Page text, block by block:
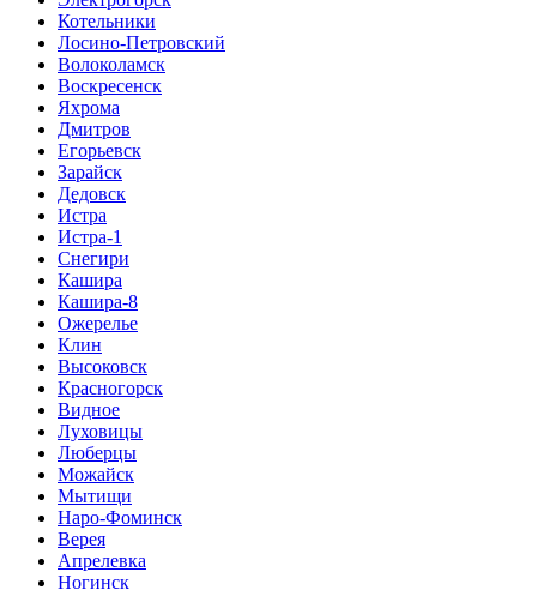
Котельники
Лосино-Петровский
Волоколамск
Воскресенск
Яхрома
Дмитров
Егорьевск
Зарайск
Дедовск
Истра
Истра-1
Снегири
Кашира
Кашира-8
Ожерелье
Клин
Высоковск
Красногорск
Видное
Луховицы
Люберцы
Можайск
Мытищи
Наро-Фоминск
Верея
Апрелевка
Ногинск